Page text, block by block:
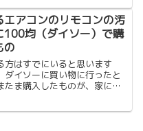
ところ在庫切れで転売目的の
くありましたが、それはスル
...
エアコンのリモコンの汚
100均（ダイソー）で購
の
方はすでにいると思います
ダイソーに買い物に行ったと
たま購入したものが、家にあ